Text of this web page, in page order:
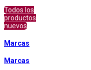
Todos los
productos
nuevos
Marcas
Marcas